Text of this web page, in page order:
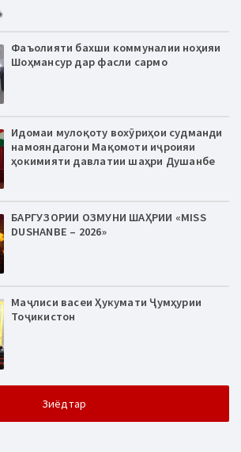
Фаъолияти бахши коммуналии ноҳияи
Шоҳмансур дар фасли сармо
Идомаи мулоқоту вохӯриҳои судманди
намояндагони Мақомоти иҷроияи
ҳокимияти давлатии шаҳри Душанбе
БАРГУЗОРИИ ОЗМУНИ ШАҲРИИ «MISS
DUSHANBE – 2026»
Маҷлиси васеи Ҳукумати Ҷумҳурии
Тоҷикистон
Зиёдтар